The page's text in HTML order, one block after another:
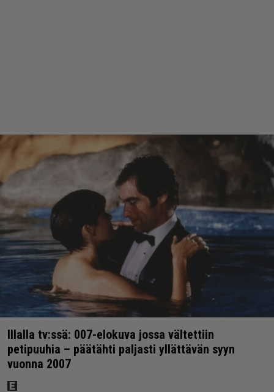
Illalla tv:ssä: 007-elokuva jossa vältettiin
petipuuhia – päätähti paljasti yllättävän syyn
vuonna 2007